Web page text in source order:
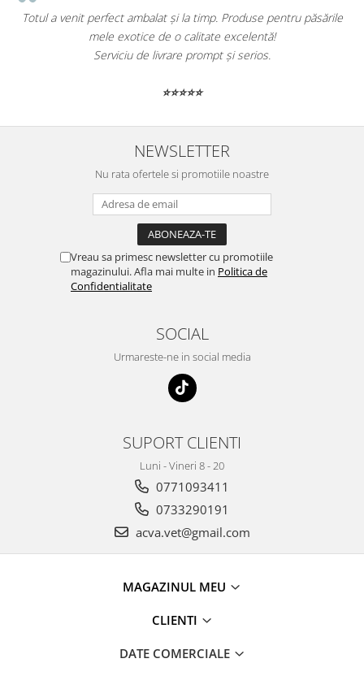
Totul a venit perfect ambalat și la timp. Produse pentru păsările
mele exotice de o calitate excelentă!
Serviciu de livrare prompt și serios.
⭐⭐⭐⭐⭐
NEWSLETTER
Nu rata ofertele si promotiile noastre
Vreau sa primesc newsletter cu promotiile
magazinului. Afla mai multe in Politica de
Confidentialitate
SOCIAL
Urmareste-ne in social media
SUPORT CLIENTI
Luni - Vineri 8 - 20
0771093411
0733290191
acva.vet@gmail.com
MAGAZINUL MEU
CLIENTI
DATE COMERCIALE